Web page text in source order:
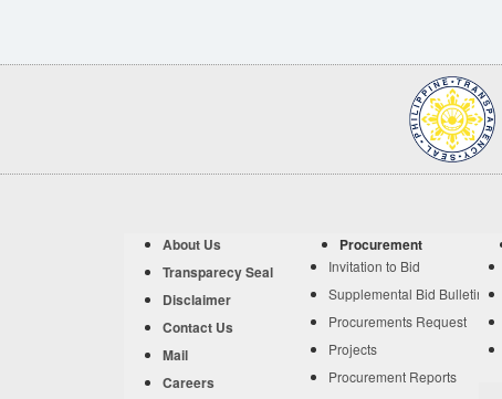
About Us
Transparecy Seal
Disclaimer
Contact Us
Mail
Careers
Procurement
Invitation to Bid
Supplemental Bid Bulletin
Procurements Request
Projects
Procurement Reports